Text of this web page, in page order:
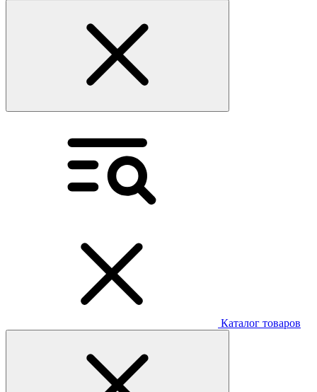
Каталог товаров